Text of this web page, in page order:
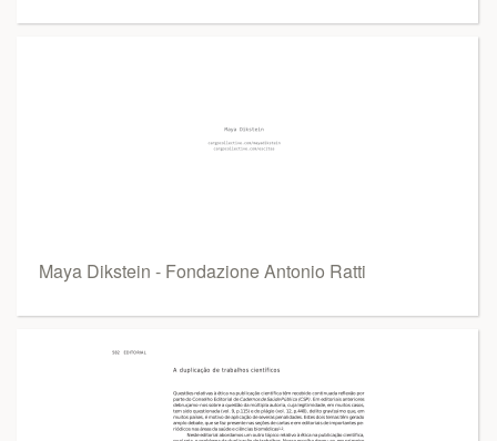
Maya Dikstein - Fondazione Antonio Ratti